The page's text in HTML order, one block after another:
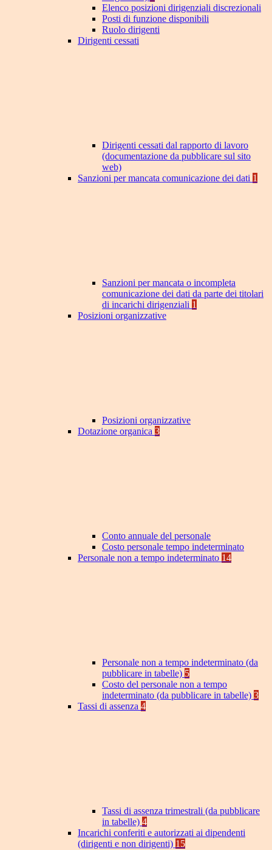
Elenco posizioni dirigenziali discrezionali
Posti di funzione disponibili
Ruolo dirigenti
Dirigenti cessati
Dirigenti cessati dal rapporto di lavoro
(documentazione da pubblicare sul sito
web)
Sanzioni per mancata comunicazione dei dati 1
Sanzioni per mancata o incompleta
comunicazione dei dati da parte dei titolari
di incarichi dirigenziali 1
Posizioni organizzative
Posizioni organizzative
Dotazione organica 3
Conto annuale del personale
Costo personale tempo indeterminato
Personale non a tempo indeterminato 14
Personale non a tempo indeterminato (da
pubblicare in tabelle) 5
Costo del personale non a tempo
indeterminato (da pubblicare in tabelle) 3
Tassi di assenza 4
Tassi di assenza trimestrali (da pubblicare
in tabelle) 4
Incarichi conferiti e autorizzati ai dipendenti
(dirigenti e non dirigenti) 15